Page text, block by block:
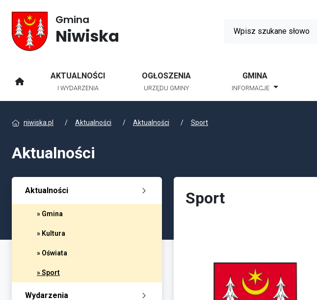
Gmina
Niwiska Wyszukiwarka
STRONA GŁÓWNA
AKTUALNOŚCI
I WYDARZENIA
OGŁOSZENIA
URZĘDU GMINY
GMINA
INFORMACJE
niwiska.pl Aktualności Aktualności Sport
Aktualności
Aktualności
» Gmina
» Kultura
» Oświata
» Sport
Wydarzenia
Sport